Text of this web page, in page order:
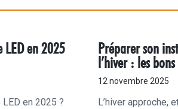
LED en 2025
en 2025 ?
Préparer son
l’hiver : les
12 novembre 2025
L’hiver approche,